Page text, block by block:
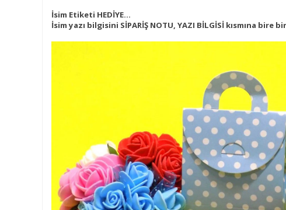
İsim Etiketi HEDİYE...
İsim yazı bilgisini SİPARİŞ NOTU, YAZI BİLGİSİ kısmına bire